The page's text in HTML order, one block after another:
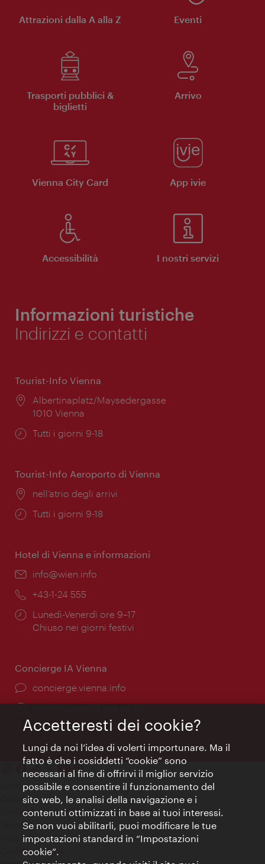
Attrazioni dalla A alla Z Eventi
Trasporti pubblici &
biglietti
Arrivo
Vienna City Card App ivie
Accessibilità I nostri servizi
Informazioni turistiche
Indirizzi e contatti
Tourist-Info Vienna
Posizione:
Albertinaplatz/Maysedergasse
1010 Vienna
Orari
Tutti i giorni 9-18
Tourist-Info Aeroporto di Vienna
Posizione:
nell’atrio degli arrivi
Orari
Tutti i giorni 9-18
Hotel di Vienna e informazioni
Email:
info@wien.info
Telefono:
+43-1-24 555
Orari
di
Lunedì-Venerdì ore 9–17
Chiuso nei giorni festivi
Concierge IA Vienna
Ort:
concierge.vienna.info
Öffnungszeiten:
Informazioni 24 ore su 24
Contatti
Colophon
Dichiarazione sulla protezione dei dati
Terms of Use
Accessibilità
Contatto stampa
Accetteresti dei cookie?
Lungi da noi l’idea di volerti importunare. Ma il
fatto è che i cosiddetti “cookie” sono
necessari al fine di offrirvi il miglior servizio
possibile e consentire il funzionamento del
sito web, le analisi della navigazione e i
contenuti ottimizzati in base ai tuoi interessi.
Se non vuoi abilitarli, puoi modificare le tue
impostazioni standard in “Impostazioni
cookie”.